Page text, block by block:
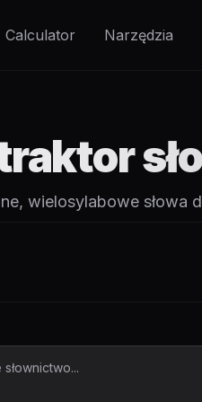
Calculator Narzędzia
wielosylabowe słowa